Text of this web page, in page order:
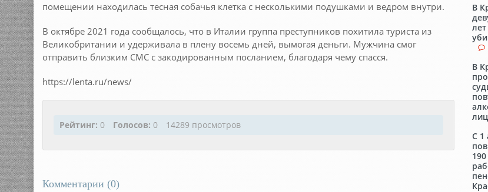
помещении находилась тесная собачья клетка с несколькими подушками и ведром внутри.
В октябре 2021 года сообщалось, что в Италии группа преступников похитила туриста из
Великобритании и удерживала в плену восемь дней, вымогая деньги. Мужчина смог
отправить близким СМС с закодированным посланием, благодаря чему спасся.
https://lenta.ru/news/
Рейтинг: 0 Голосов: 0 14289 просмотров
Комментарии (0)
В
В
С 1